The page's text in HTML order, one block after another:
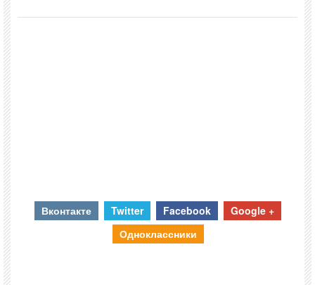
Вконтакте Twitter Facebook
Google +
Одноклассники